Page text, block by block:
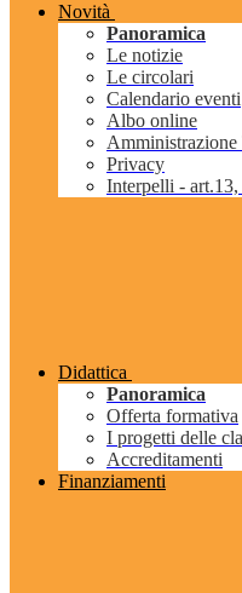
Novità
Panoramica
Le notizie
Le circolari
Calendario eventi
Albo online
Amministrazione
Privacy
Interpelli -
Didattica
Panoramica
Offerta formativa
I progetti delle
Accreditamenti
Finanziamenti